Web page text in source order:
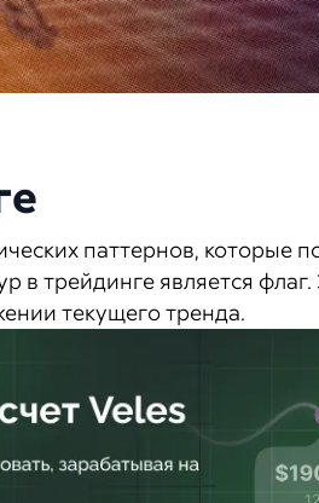
паттернов, которые
трейдинге является флаг.
текущего тренда.